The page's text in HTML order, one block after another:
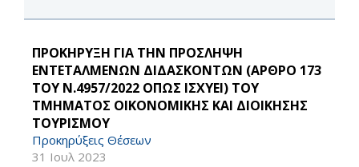
ΠΡΟΚΗΡΥΞΗ ΓΙΑ ΤΗΝ ΠΡΟΣΛΗΨΗ
ΕΝΤΕΤΑΛΜΕΝΩΝ ΔΙΔΑΣΚΟΝΤΩΝ (ΑΡΘΡΟ 173
ΤΟΥ Ν.4957/2022 ΟΠΩΣ ΙΣΧΥΕΙ) ΤΟΥ
ΤΜΗΜΑΤΟΣ ΟΙΚΟΝΟΜΙΚΗΣ ΚΑΙ ΔΙΟΙΚΗΣΗΣ
ΤΟΥΡΙΣΜΟΥ
Προκηρύξεις Θέσεων
31 Ιουλ 2023